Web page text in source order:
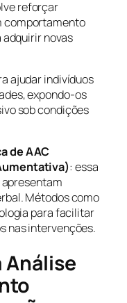
reforçar
comportamento
adquirir novas
ajudar indivíduos
expondo-os
sob condições
de AAC
: essa
Métodos como
para facilitar
nas intervenções.
Análise